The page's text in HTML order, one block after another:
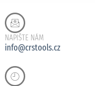
NAPIŠTE NÁM
info@crstools.cz